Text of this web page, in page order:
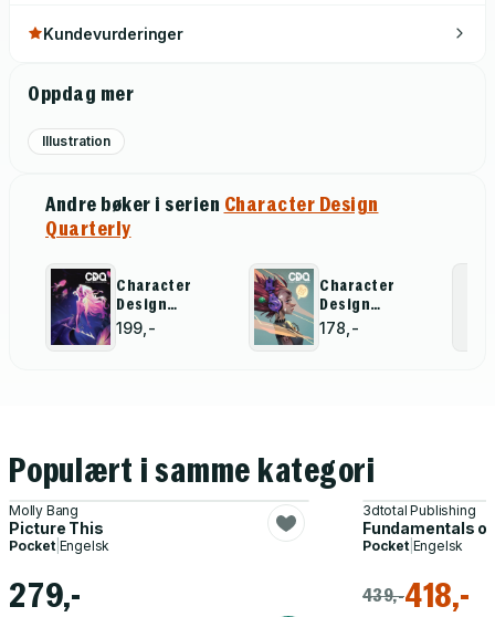
Kundevurderinger
Oppdag mer
Illustration
Andre bøker i serien Character Design
Quarterly
Character
Design
Quarterly
199,-
Character
Design
Quarterly 22
178,-
Populært i samme kategori
Molly Bang
Picture This
Pocket| Engelsk
279,-
3dtotal Publishing
Fundamentals
Pocket| Engelsk
439,-418,-